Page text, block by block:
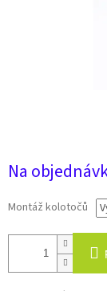
Na
Montáž kolotočů